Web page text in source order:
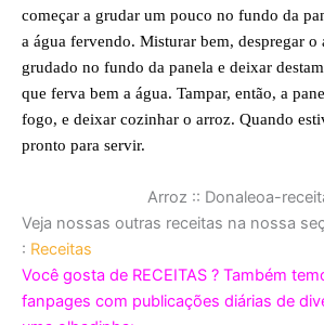
começar a grudar um pouco no fundo da
a água fervendo. Misturar bem, despregar o
grudado no fundo da panela e deixar
que ferva bem a água. Tampar, então, a
fogo, e deixar cozinhar o arroz. Quando
pronto para servir.
Arroz :: Donaleoa-
Veja nossas outras receitas na nossa
: Receitas
Você gosta de RECEITAS ? Também
fanpages com publicações diárias de